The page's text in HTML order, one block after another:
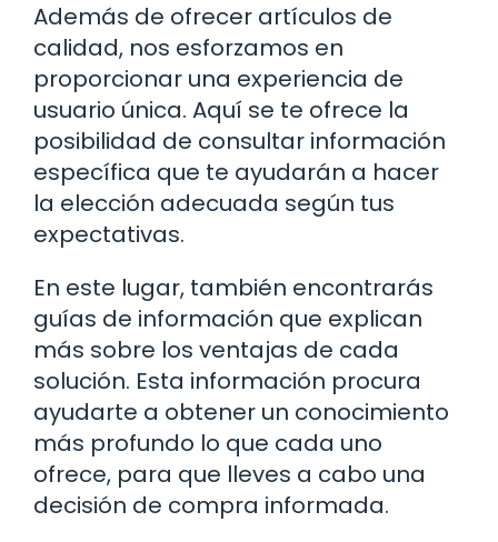
Además de ofrecer artículos de
calidad, nos esforzamos en
proporcionar una experiencia de
usuario única. Aquí se te ofrece la
posibilidad de consultar información
específica que te ayudarán a hacer
la elección adecuada según tus
expectativas.
En este lugar, también encontrarás
guías de información que explican
más sobre los ventajas de cada
solución. Esta información procura
ayudarte a obtener un conocimiento
más profundo lo que cada uno
ofrece, para que lleves a cabo una
decisión de compra informada.